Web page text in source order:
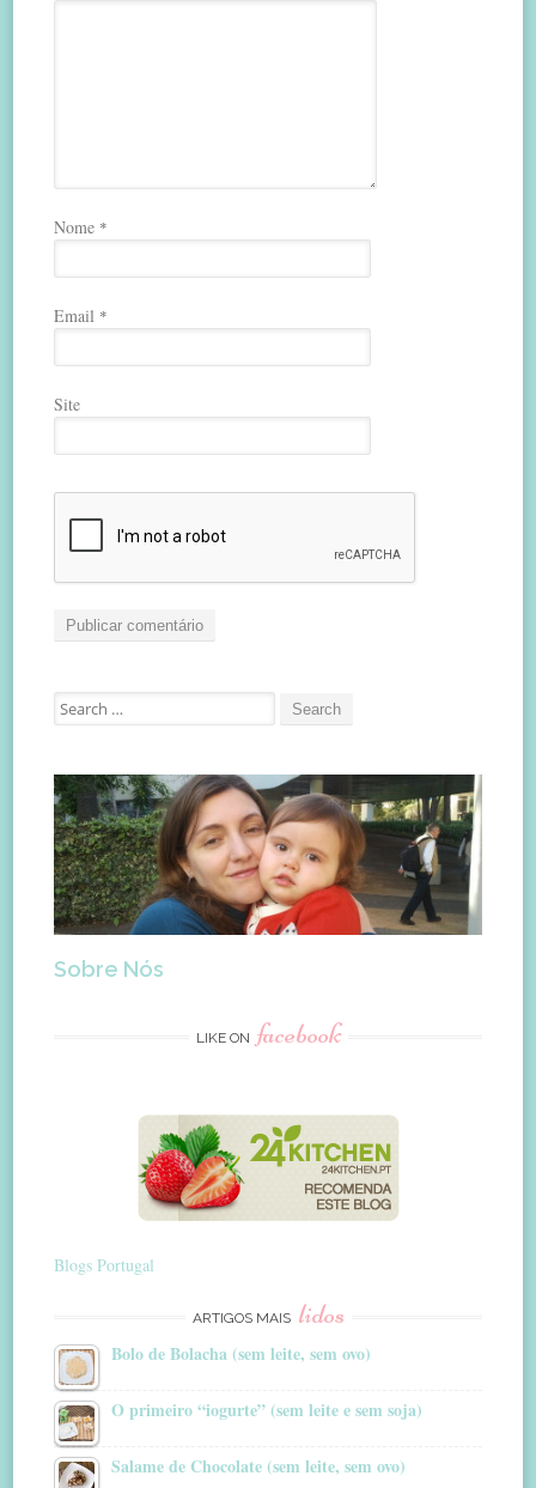
Nome *
Email *
Site
Search
for:
Sobre Nós
LIKE ON facebook
Blogs Portugal
ARTIGOS MAIS lidos
Bolo de Bolacha (sem leite, sem ovo)
O primeiro “iogurte” (sem leite e sem soja)
Salame de Chocolate (sem leite, sem ovo)